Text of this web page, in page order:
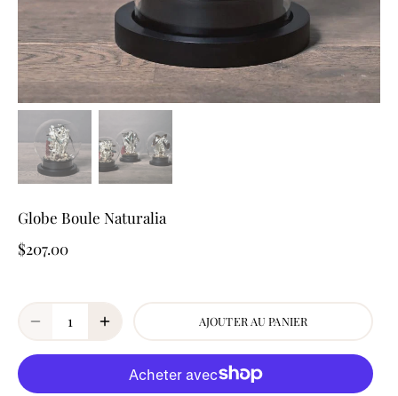
Globe Boule Naturalia
$207.00
AJOUTER AU PANIER